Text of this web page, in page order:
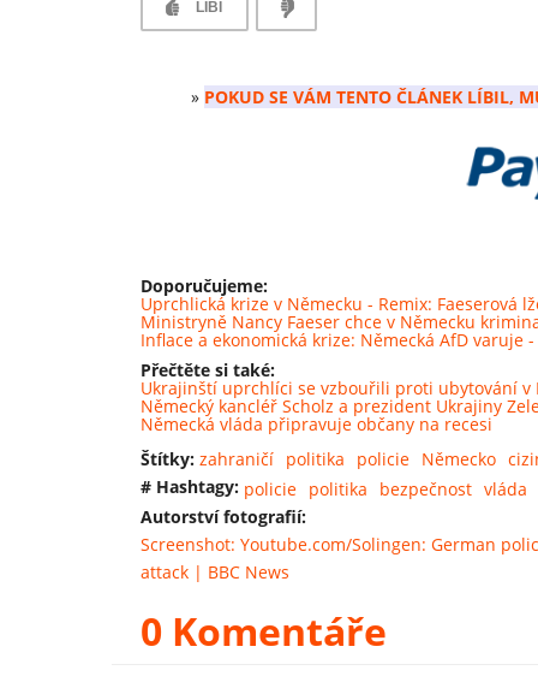
LÍBÍ
» POKUD SE VÁM TENTO ČLÁNEK LÍBIL,
Doporučujeme:
Uprchlická krize v Německu - Remix: Faeserová
Ministryně Nancy Faeser chce v Německu
Inflace a ekonomická krize: Německá AfD
Přečtěte si také:
Ukrajinští uprchlíci se vzbouřili proti ubytování v
Německý kancléř Scholz a prezident Ukrajiny
Německá vláda připravuje občany na recesi
Štítky: zahraničí politika policie Německo
# Hashtagy: policie politika bezpečnost vláda
Autorství fotografií:
Screenshot: Youtube.com/Solingen: German
attack | BBC News
0 Komentáře